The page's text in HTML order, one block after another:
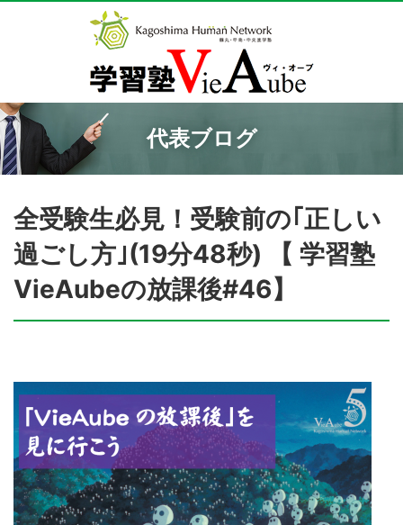
代表ブログ
全受験生必見！受験前の｢正しい
過ごし方｣(19分48秒) 【 学習塾
VieAubeの放課後#46】